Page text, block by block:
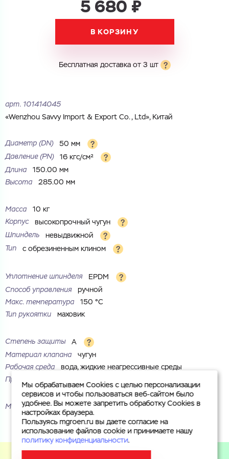
Cоглашаюсь на обработку
ОТПРАВИТЬ
Номер телефона
ЗАГРУЗИТЬ
МБ)
5 680 ₽
В КОРЗИНУ
Бесплатная доставка от 3 шт
арт. 101414045
«Wenzhou Savvy Import & Export Co., Ltd», Китай
Диаметр (DN)
50 мм
Давление (PN)
16 кгс/см²
Длина
150.00 мм
Высота
285.00 мм
Масса
10 кг
Корпус
высокопрочный чугун
Шпиндель
невыдвижной
Тип
с обрезиненным клином
Уплотнение шпинделя
EPDM
Способ управления
ручной
Макс. температура
150 °С
Тип рукоятки
маховик
Степень защиты
A
Материал клапана
чугун
Рабочая среда
вода, жидкие неагрессивные среды
Присоединение
Маркировка 30вч39р
Мы обрабатываем Cookies с целью персонализации
сервисов и чтобы пользоваться веб-сайтом было
удобнее. Вы можете запретить обработку Cookies в
настройках браузера.
Пользуясь mgroen.ru вы даете согласие на
использование файлов cookie и принимаете нашу
политику конфиденциальности.